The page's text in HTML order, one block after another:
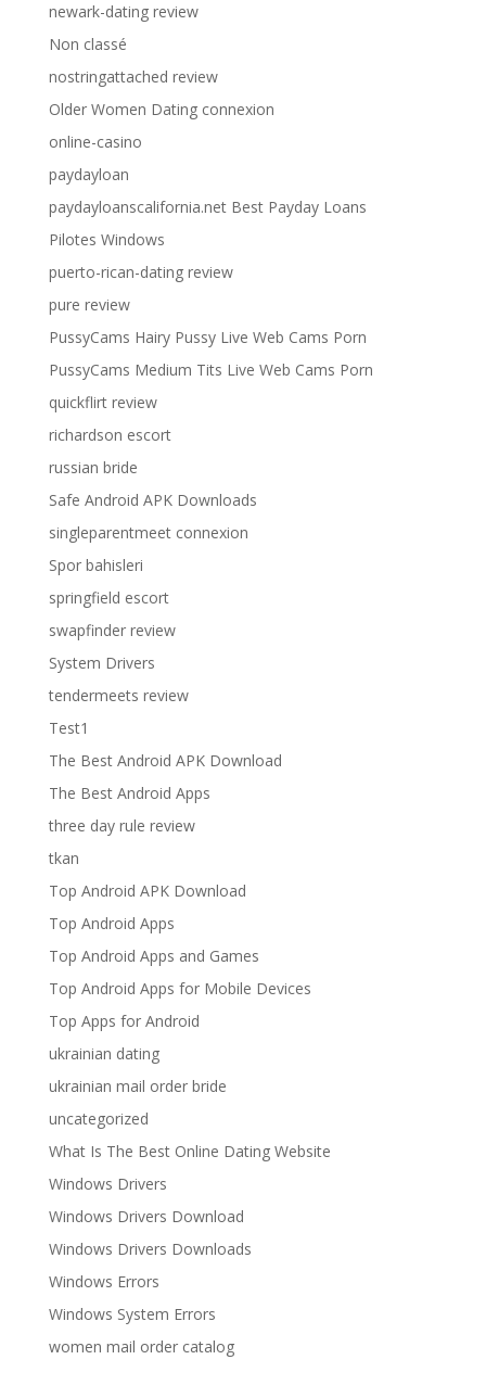
newark-dating review
Non classé
nostringattached review
Older Women Dating connexion
online-casino
paydayloan
paydayloanscalifornia.net Best Payday Loans
Pilotes Windows
puerto-rican-dating review
pure review
PussyCams Hairy Pussy Live Web Cams Porn
PussyCams Medium Tits Live Web Cams Porn
quickflirt review
richardson escort
russian bride
Safe Android APK Downloads
singleparentmeet connexion
Spor bahisleri
springfield escort
swapfinder review
System Drivers
tendermeets review
Test1
The Best Android APK Download
The Best Android Apps
three day rule review
tkan
Top Android APK Download
Top Android Apps
Top Android Apps and Games
Top Android Apps for Mobile Devices
Top Apps for Android
ukrainian dating
ukrainian mail order bride
uncategorized
What Is The Best Online Dating Website
Windows Drivers
Windows Drivers Download
Windows Drivers Downloads
Windows Errors
Windows System Errors
women mail order catalog